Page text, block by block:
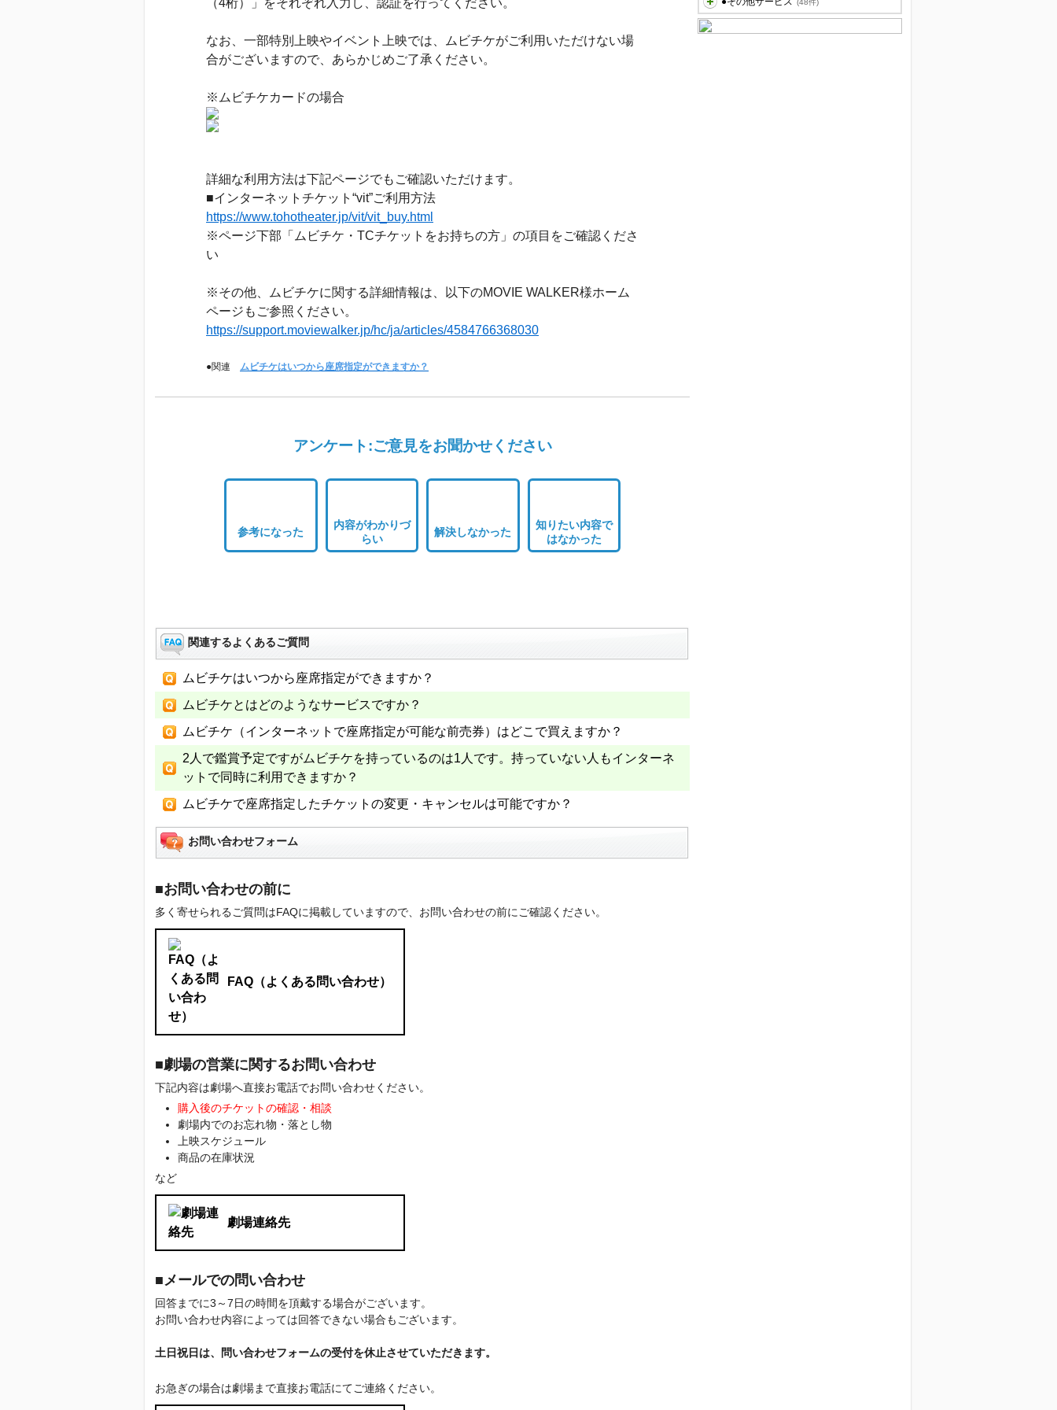
(48件)
（4桁）」をそれぞれ入力し、認証を行ってください。
なお、一部特別上映やイベント上映では、ムビチケがご利用いただけない場
合がございますので、あらかじめご了承ください。
※ムビチケカードの場合
詳細な利用方法は下記ページでもご確認いただけます。
■インターネットチケット“vit”ご利用方法
https://www.tohotheater.jp/vit/vit_buy.html
※ページ下部「ムビチケ・TCチケットをお持ちの方」の項目をご確認くださ
い
※その他、ムビチケに関する詳細情報は、以下のMOVIE WALKER様ホーム
ページもご参照ください。
https://support.moviewalker.jp/hc/ja/articles/4584766368030
●関連 ムビチケはいつから座席指定ができますか？
アンケート:ご意見をお聞かせください
参考になった
内容がわかりづ
らい
解決しなかった
知りたい内容で
はなかった
関連するよくあるご質問
ムビチケはいつから座席指定ができますか？
ムビチケとはどのようなサービスですか？
ムビチケ（インターネットで座席指定が可能な前売券）はどこで買えますか？
2人で鑑賞予定ですがムビチケを持っているのは1人です。持っていない人もインターネ
ットで同時に利用できますか？
ムビチケで座席指定したチケットの変更・キャンセルは可能ですか？
お問い合わせフォーム
■お問い合わせの前に
多く寄せられるご質問はFAQに掲載していますので、お問い合わせの前にご確認ください。
FAQ（よくある問い合わせ）
■劇場の営業に関するお問い合わせ
下記内容は劇場へ直接お電話でお問い合わせください。
購入後のチケットの確認・相談
劇場内でのお忘れ物・落とし物
上映スケジュール
商品の在庫状況
など
劇場連絡先
■メールでの問い合わせ
回答までに3～7日の時間を頂戴する場合がございます。
お問い合わせ内容によっては回答できない場合もございます。
土日祝日は、問い合わせフォームの受付を休止させていただきます。
お急ぎの場合は劇場まで直接お電話にてご連絡ください。